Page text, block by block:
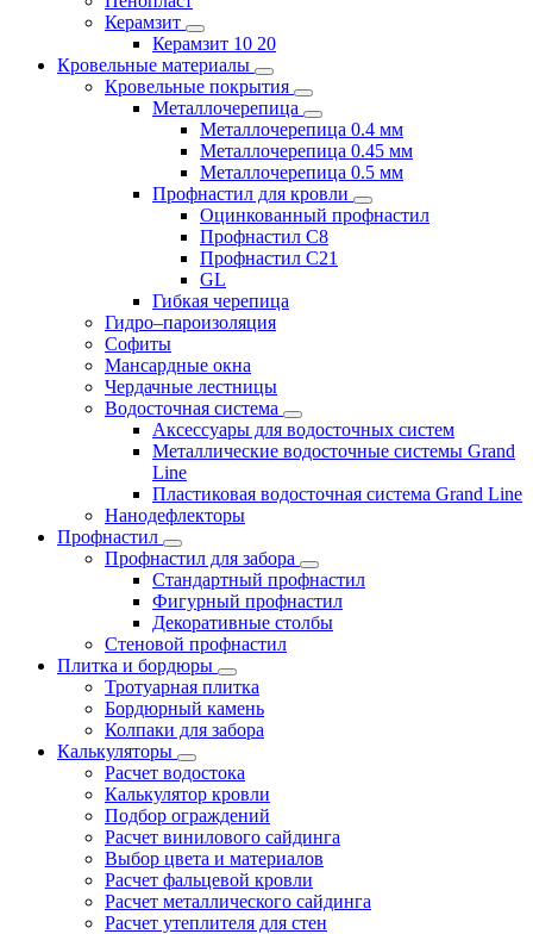
Керамзит
Керамзит 10 20
Кровельные материалы
Кровельные покрытия
Металлочерепица
Металлочерепица 0.4 мм
Металлочерепица 0.45 мм
Металлочерепица 0.5 мм
Профнастил для кровли
Оцинкованный профнастил
Профнастил С8
Профнастил С21
GL
Гибкая черепица
Гидро–пароизоляция
Софиты
Мансардные окна
Чердачные лестницы
Водосточная система
Аксессуары для водосточных систем
Металлические водосточные системы Grand
Line
Пластиковая водосточная система Grand Line
Нанодефлекторы
Профнастил
Профнастил для забора
Стандартный профнастил
Фигурный профнастил
Декоративные столбы
Стеновой профнастил
Плитка и бордюры
Тротуарная плитка
Бордюрный камень
Колпаки для забора
Калькуляторы
Расчет водостока
Калькулятор кровли
Подбор ограждений
Расчет винилового сайдинга
Выбор цвета и материалов
Расчет фальцевой кровли
Расчет металлического сайдинга
Расчет утеплителя для стен